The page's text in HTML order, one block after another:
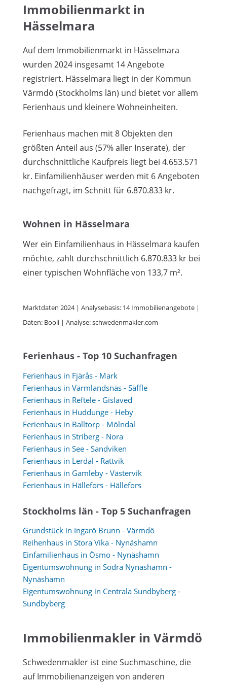
Immobilienmarkt in
Hässelmara
Auf dem Immobilienmarkt in Hässelmara
wurden 2024 insgesamt 14 Angebote
registriert. Hässelmara liegt in der Kommun
Värmdö (Stockholms län) und bietet vor allem
Ferienhaus und kleinere Wohneinheiten.
Ferienhaus machen mit 8 Objekten den
größten Anteil aus (57% aller Inserate), der
durchschnittliche Kaufpreis liegt bei 4.653.571
kr. Einfamilienhäuser werden mit 6 Angeboten
nachgefragt, im Schnitt für 6.870.833 kr.
Wohnen in Hässelmara
Wer ein Einfamilienhaus in Hässelmara kaufen
möchte, zahlt durchschnittlich 6.870.833 kr bei
einer typischen Wohnfläche von 133,7 m².
Marktdaten 2024 | Analysebasis: 14 Immobilienangebote |
Daten: Booli | Analyse: schwedenmakler.com
Ferienhaus - Top 10 Suchanfragen
Ferienhaus in Fjärås - Mark
Ferienhaus in Värmlandsnäs - Säffle
Ferienhaus in Reftele - Gislaved
Ferienhaus in Huddunge - Heby
Ferienhaus in Balltorp - Mölndal
Ferienhaus in Striberg - Nora
Ferienhaus in See - Sandviken
Ferienhaus in Lerdal - Rättvik
Ferienhaus in Gamleby - Västervik
Ferienhaus in Hällefors - Hällefors
Stockholms län - Top 5 Suchanfragen
Grundstück in Ingarö Brunn - Värmdö
Reihenhaus in Stora Vika - Nynäshamn
Einfamilienhaus in Ösmo - Nynäshamn
Eigentumswohnung in Södra Nynäshamn -
Nynäshamn
Eigentumswohnung in Centrala Sundbyberg -
Sundbyberg
Immobilienmakler in Värmdö
Schwedenmakler ist eine Suchmaschine, die
auf Immobilienanzeigen von anderen